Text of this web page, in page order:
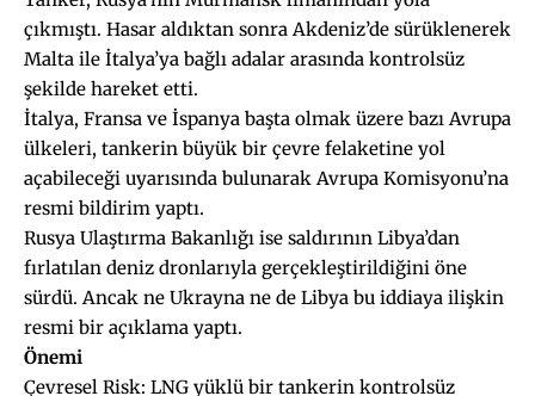
çıkmıştı. Hasar aldıktan sonra Akdeniz’de sürüklenerek
Malta ile İtalya’ya bağlı adalar arasında kontrolsüz
şekilde hareket etti.
İtalya, Fransa ve İspanya başta olmak üzere bazı Avrupa
ülkeleri, tankerin büyük bir çevre felaketine yol
açabileceği uyarısında bulunarak Avrupa Komisyonu’na
resmi bildirim yaptı.
Rusya Ulaştırma Bakanlığı ise saldırının Libya’dan
fırlatılan deniz dronlarıyla gerçekleştirildiğini öne
sürdü. Ancak ne Ukrayna ne de Libya bu iddiaya ilişkin
resmi bir açıklama yaptı.
Önemi
Çevresel Risk: LNG yüklü bir tankerin kontrolsüz